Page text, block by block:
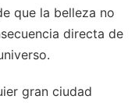
que la belleza no
directa de
gran ciudad